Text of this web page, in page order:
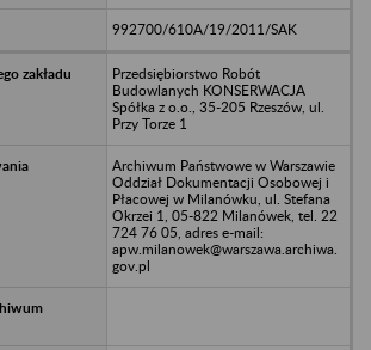
992700/610A/19/2011/SAK
Przedsiębiorstwo Robót
Budowlanych KONSERWACJA
Spółka z o.o., 35-205 Rzeszów, ul.
Przy Torze 1
Archiwum Państwowe w Warszawie
Oddział Dokumentacji Osobowej i
Płacowej w Milanówku, ul. Stefana
Okrzei 1, 05-822 Milanówek, tel. 22
724 76 05, adres e-mail:
apw.milanowek@warszawa.archiwa.
gov.pl